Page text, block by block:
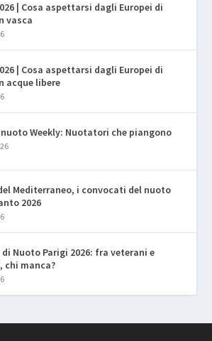
| Cosa aspettarsi dagli Europei di
vasca
| Cosa aspettarsi dagli Europei di
acque libere
Weekly: Nuotatori che piangono
Mediterraneo, i convocati del nuoto
2026
di Nuoto Parigi 2026: fra veterani e
chi manca?